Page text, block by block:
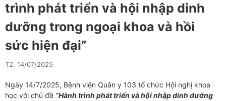
trình phát triển và hội nhập dinh
dưỡng trong ngoại khoa và hồi
sức hiện đại”
T2, 14/07/2025
Ngày 14/7/2025, Bệnh viện Quân y 103 tổ chức Hội nghị khoa
học với chủ đề “Hành trình phát triển và hội nhập dinh dưỡng